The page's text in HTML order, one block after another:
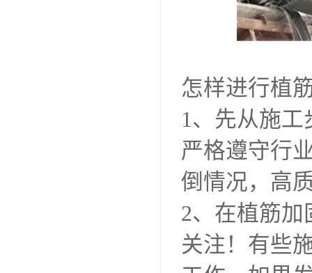
怎样进行植
1、先从施
严格遵守行
倒情况，高
2、在植筋
关注！有些